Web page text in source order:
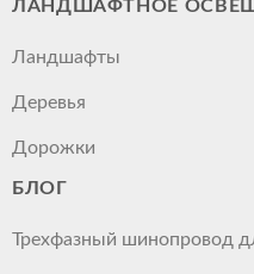
ЛАНДШАФТНОЕ
Ландшафты
Деревья
Дорожки
БЛОГ
Трехфазный шинопровод